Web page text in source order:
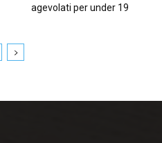
agevolati per under 19